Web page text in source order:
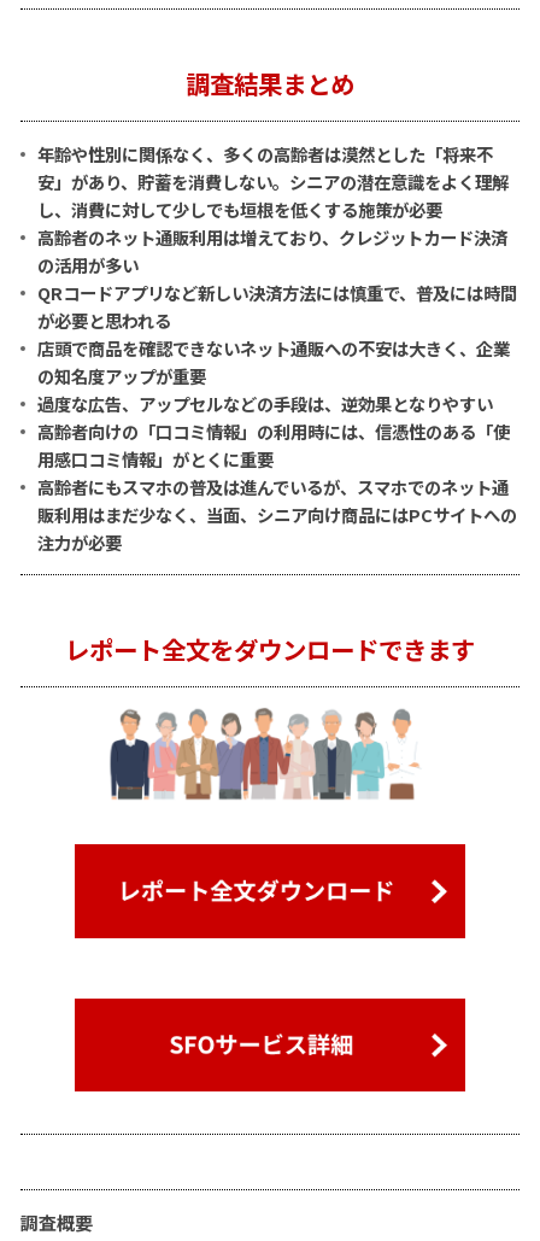
調査結果まとめ
年齢や性別に関係なく、多くの高齢者は漠然とした「将来不
安」があり、貯蓄を消費しない。シニアの潜在意識をよく理解
し、消費に対して少しでも垣根を低くする施策が必要
高齢者のネット通販利用は増えており、クレジットカード決済
の活用が多い
QRコードアプリなど新しい決済方法には慎重で、普及には時間
が必要と思われる
店頭で商品を確認できないネット通販への不安は大きく、企業
の知名度アップが重要
過度な広告、アップセルなどの手段は、逆効果となりやすい
高齢者向けの「口コミ情報」の利用時には、信憑性のある「使
用感口コミ情報」がとくに重要
高齢者にもスマホの普及は進んでいるが、スマホでのネット通
販利用はまだ少なく、当面、シニア向け商品にはPCサイトへの
注力が必要
レポート全文をダウンロードできます
調査概要